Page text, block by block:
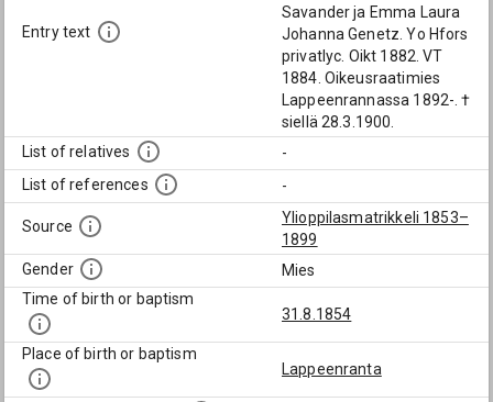
Entry text
Savander ja Emma Laura
Johanna Genetz. Yo Hfors
privatlyc. Oikt 1882. VT
1884. Oikeusraatimies
Lappeenrannassa 1892-. †
siellä 28.3.1900.
List of relatives
-
List of references
-
Source
Ylioppilasmatrikkeli 1853–
1899
Gender
Mies
Time of birth or baptism
31.8.1854
Place of birth or baptism
Lappeenranta